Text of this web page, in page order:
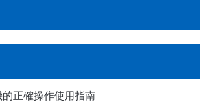
正確操作使用指南